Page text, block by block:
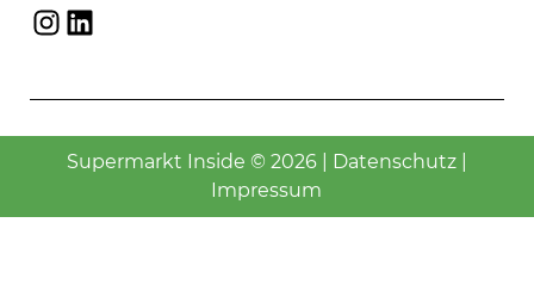
Instagram
LinkedIn
Supermarkt Inside © 2026 | Datenschutz|
Impressum